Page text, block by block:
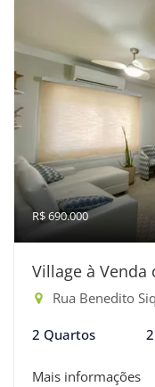
R$ 690.000
Village à
Rua Benedito
2 Quartos
Mais informações